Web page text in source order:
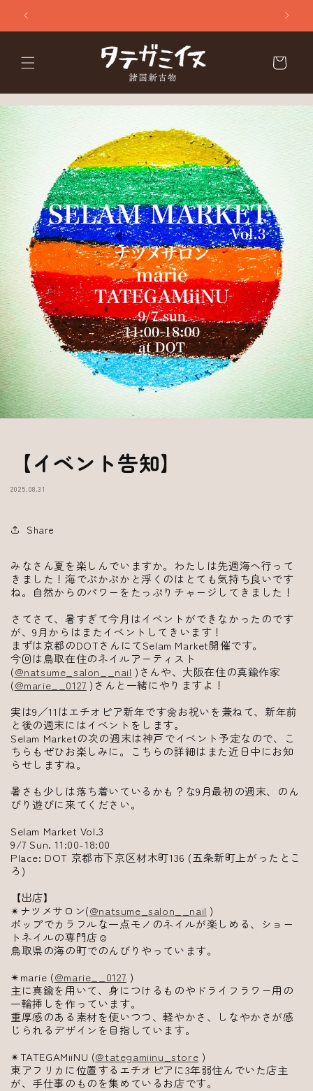
Skip to
content
Cart
【イベント告知】
2025.08.31
Share
みなさん夏を楽しんでいますか。わたしは先週海へ行って
きました！海でぷかぷかと浮くのはとても気持ち良いです
ね。自然からのパワーをたっぷりチャージしてきました！
さてさて、暑すぎて今月はイベントができなかったのです
が、9月からはまたイベントしてきいます！
まずは京都のDOTさんにてSelam Market開催です。
今回は鳥取在住のネイルアーティスト
(@natsume_salon__nail )さんや、大阪在住の真鍮作家
(@marie__0127 )さんと一緒にやりますよ！
実は9／11はエチオピア新年です🌼お祝いを兼ねて、新年前
と後の週末にはイベントをします。
Selam Marketの次の週末は神戸でイベント予定なので、こ
ちらもぜひお楽しみに。こちらの詳細はまた近日中にお知
らせしますね。
暑さも少しは落ち着いているかも？な9月最初の週末、のん
びり遊びに来てください。
Selam Market Vol.3
9/7 Sun. 11:00-18:00
Place: DOT 京都市下京区材木町136 (五条新町上がったとこ
ろ)
【出店】
✴︎ナツメサロン(@natsume_salon__nail )
ポップでカラフルな一点モノのネイルが楽しめる、ショー
トネイルの専門店☺︎
鳥取県の海の町でのんびりやっています。
✴︎marie (@marie__0127 )
主に真鍮を用いて、身につけるものやドライフラワー用の
一輪挿しを作っています。
重厚感のある素材を使いつつ、軽やかさ、しなやかさが感
じられるデザインを目指しています。
✴︎TATEGAMiiNU (@tategamiinu_store )
東アフリカに位置するエチオピアに3年弱住んでいた店主
が、手仕事のものを集めているお店です。